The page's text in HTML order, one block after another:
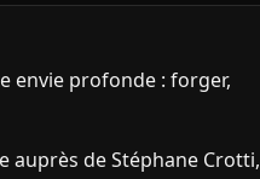
envie profonde : forger,
auprès de Stéphane Crotti,